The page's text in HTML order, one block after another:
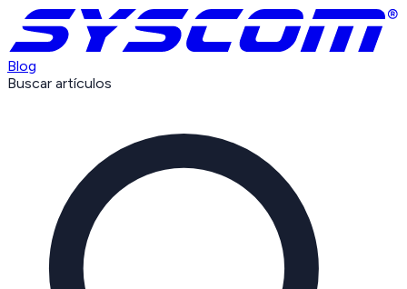
Blog
Buscar artículos